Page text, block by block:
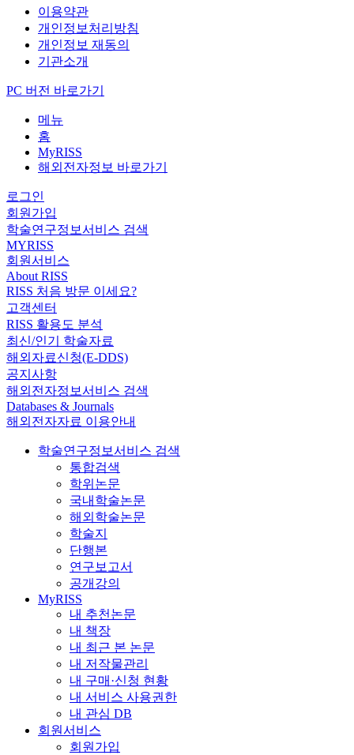
이용약관
개인정보처리방침
개인정보 재동의
기관소개
PC 버전 바로가기
메뉴
홈
MyRISS
해외전자정보 바로가기
로그인
회원가입
학술연구정보서비스 검색
MYRISS
회원서비스
About RISS
RISS 처음 방문 이세요?
고객센터
RISS 활용도 분석
최신/인기 학술자료
해외자료신청(E-DDS)
공지사항
해외전자정보서비스 검색
Databases & Journals
해외전자자료 이용안내
학술연구정보서비스 검색
통합검색
학위논문
국내학술논문
해외학술논문
학술지
단행본
연구보고서
공개강의
MyRISS
내 추천논문
내 책장
내 최근 본 논문
내 저작물관리
내 구매·신청 현황
내 서비스 사용권한
내 관심 DB
회원서비스
회원가입